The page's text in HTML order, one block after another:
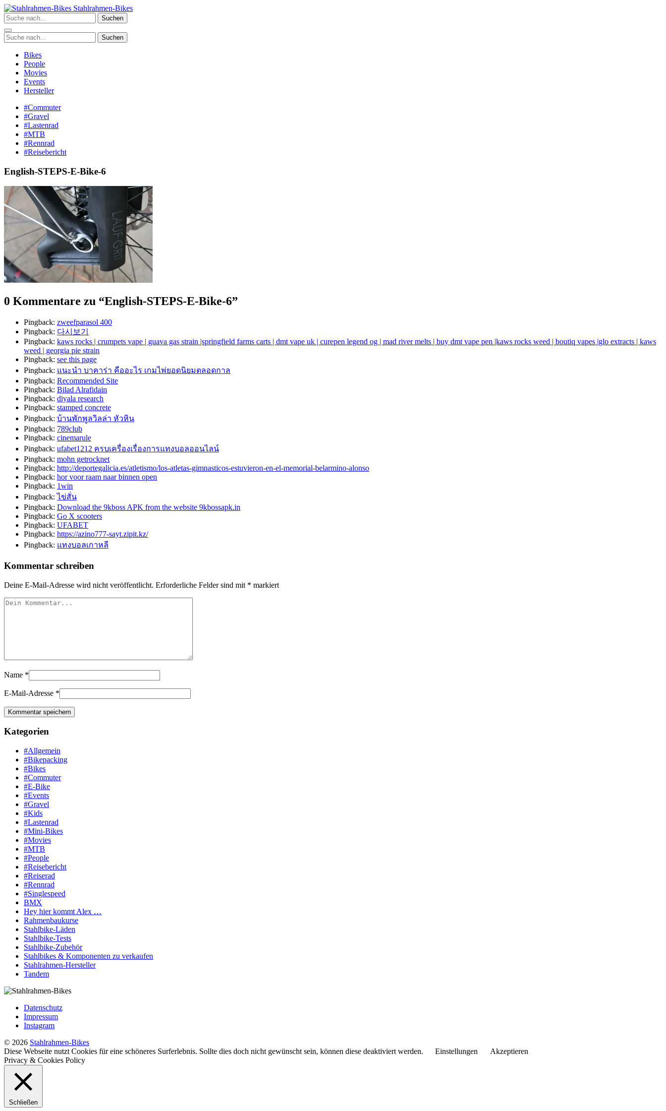
Zum
Inhalt
springen
Stahlrahmen-Bikes
Suchen
Suchen
Bikes
People
Movies
Events
Hersteller
#Commuter
#Gravel
#Lastenrad
#MTB
#Rennrad
#Reisebericht
English-STEPS-E-Bike-6
0 Kommentare zu “English-STEPS-E-Bike-6”
Pingback: zweefparasol 400
Pingback: 다시보기
Pingback: kaws rocks | crumpets vape | guava gas strain |springfield farms carts | dmt vape uk | curepen legend og | mad river melts | buy dmt vape pen |kaws rocks weed | boutiq vapes |glo extracts | kaws
weed | georgia pie strain
Pingback: see this page
Pingback: แนะนำ บาคาร่า คืออะไร เกมไพ่ยอดนิยมตลอดกาล
Pingback: Recommended Site
Pingback: Bilad Alrafidain
Pingback: diyala research
Pingback: stamped concrete
Pingback: บ้านพักพูลวิลล่า หัวหิน
Pingback: 789club
Pingback: cinemarule
Pingback: ufabet1212 ครบเครื่องเรื่องการแทงบอลออนไลน์
Pingback: mohn getrocknet
Pingback: http://deportegalicia.es/atletismo/los-atletas-gimnasticos-estuvieron-en-el-memorial-belarmino-alonso
Pingback: hor voor raam naar binnen open
Pingback: 1win
Pingback:ไข่สั่น
Pingback: Download the 9kboss APK from the website 9kbossapk.in
Pingback: Go X scooters
Pingback: UFABET
Pingback: https://azino777-sayt.zipit.kz/
Pingback: แทงบอลเกาหลี
Kommentar schreiben
Deine E-Mail-Adresse wird nicht veröffentlicht. Erforderliche Felder sind mit * markiert
Name *
E-Mail-Adresse *
Kategorien
#Allgemein
#Bikepacking
#Bikes
#Commuter
#E-Bike
#Events
#Gravel
#Kids
#Lastenrad
#Mini-Bikes
#Movies
#MTB
#People
#Reisebericht
#Reiserad
#Rennrad
#Singlespeed
BMX
Hey hier kommt Alex …
Rahmenbaukurse
Stahlbike-Läden
Stahlbike-Tests
Stahlbike-Zubehör
Stahlbikes & Komponenten zu verkaufen
Stahlrahmen-Hersteller
Tandem
Datenschutz
Impressum
Instagram
© 2026 Stahlrahmen-Bikes
Diese Webseite nutzt Cookies für eine schöneres Surferlebnis. Sollte dies doch nicht gewünscht sein, können diese deaktiviert werden.
Einstellungen
Akzeptieren
Privacy & Cookies Policy
Schließen